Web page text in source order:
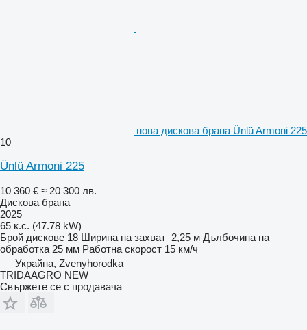
нова дискова брана Ünlü Armoni 225
10
Ünlü Armoni 225
10 360 € ≈ 20 300 лв.
Дискова брана
2025
65 к.с. (47.78 kW)
Брой дискове 18 Ширина на захват 2,25 м Дълбочина на
обработка 25 мм Работна скорост 15 км/ч
Украйна, Zvenyhorodka
TRIDAAGRO NEW
Свържете се с продавача